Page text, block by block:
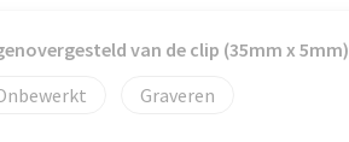
van de clip (35mm x 5mm)
Graveren